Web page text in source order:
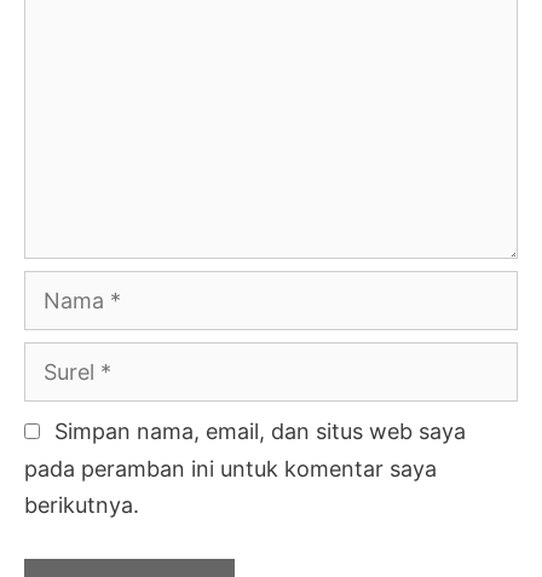
Nama
Surel
Simpan nama, email, dan situs web saya
pada peramban ini untuk komentar saya
berikutnya.